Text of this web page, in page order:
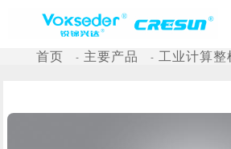
首页 主要产品 工业计算整